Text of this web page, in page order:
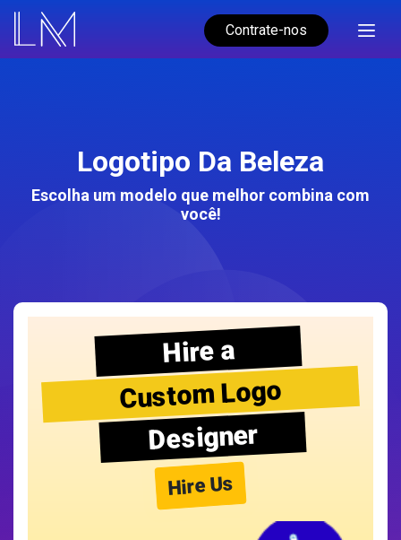
Contrate-nos
Logotipo Da Beleza
Escolha um modelo que melhor combina com
você!
Hire a
Custom Logo
Designer
Hire Us